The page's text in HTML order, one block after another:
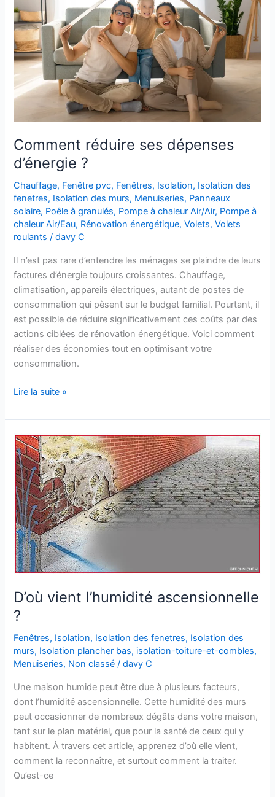
Comment réduire ses dépenses
d’énergie ?
Chauffage, Fenêtre pvc, Fenêtres, Isolation, Isolation des
fenetres, Isolation des murs, Menuiseries, Panneaux
solaire, Poêle à granulés, Pompe à chaleur Air/Air, Pompe à
chaleur Air/Eau, Rénovation énergétique,Volets,Volets
roulants /davy C
Il n’est pas rare d’entendre les ménages se plaindre de leurs
factures d’énergie toujours croissantes. Chauffage,
climatisation, appareils électriques, autant de postes de
consommation qui pèsent sur le budget familial. Pourtant, il
est possible de réduire significativement ces coûts par des
actions ciblées de rénovation énergétique. Voici comment
réaliser des économies tout en optimisant votre
consommation.
dépenses
d’énergie
?
Lire la suite »
D’où vient l’humidité ascensionnelle
?
Fenêtres, Isolation, Isolation des fenetres, Isolation des
murs, Isolation plancher bas, isolation-toiture-et-combles,
Menuiseries, Non classé /davy C
Une maison humide peut être due à plusieurs facteurs,
dont l’humidité ascensionnelle. Cette humidité des murs
peut occasionner de nombreux dégâts dans votre maison,
tant sur le plan matériel, que pour la santé de ceux qui y
habitent. À travers cet article, apprenez d’où elle vient,
comment la reconnaître, et surtout comment la traiter.
Qu’est-ce
D’où
vient
l’humidité
ascensionnelle
?